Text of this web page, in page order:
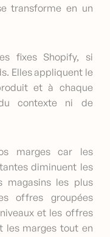
transforme en un
fixes Shopify, si
Elles appliquent le
et à chaque
contexte ni de
marges car les
diminuent les
magasins les plus
offres groupées
et les offres
les marges tout en